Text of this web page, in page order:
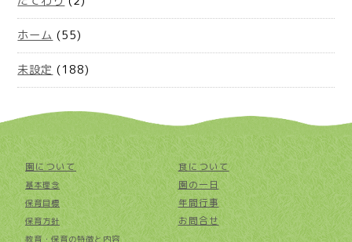
ホーム (55)
未設定 (188)
園について
基本理念
保育目標
保育方針
教育・保育の特徴と内容
食について
園の一日
年間行事
お問合せ